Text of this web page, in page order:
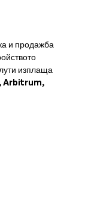
и продажба
изплаща
Arbitrum,